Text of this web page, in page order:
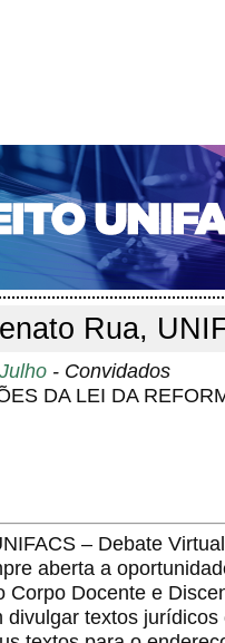
CADASTRO
Nº 1 A 100 WEBMAIL
autor
Rua,
- Convidados
DA LEI DA
– Debate
aberta a
Corpo Docente e
divulgar textos